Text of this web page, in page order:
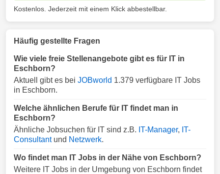
Kostenlos. Jederzeit mit einem Klick abbestellbar.
Häufig gestellte Fragen
Wie viele freie Stellenangebote gibt es für IT in
Eschborn?
Aktuell gibt es bei JOBworld 1.379 verfügbare IT Jobs
in Eschborn.
Welche ähnlichen Berufe für IT findet man in
Eschborn?
Ähnliche Jobsuchen für IT sind z.B. IT-Manager, IT-
Consultantund Netzwerk.
Wo findet man IT Jobs in der Nähe von Eschborn?
Weitere IT Jobs in der Umgebung von Eschborn findet